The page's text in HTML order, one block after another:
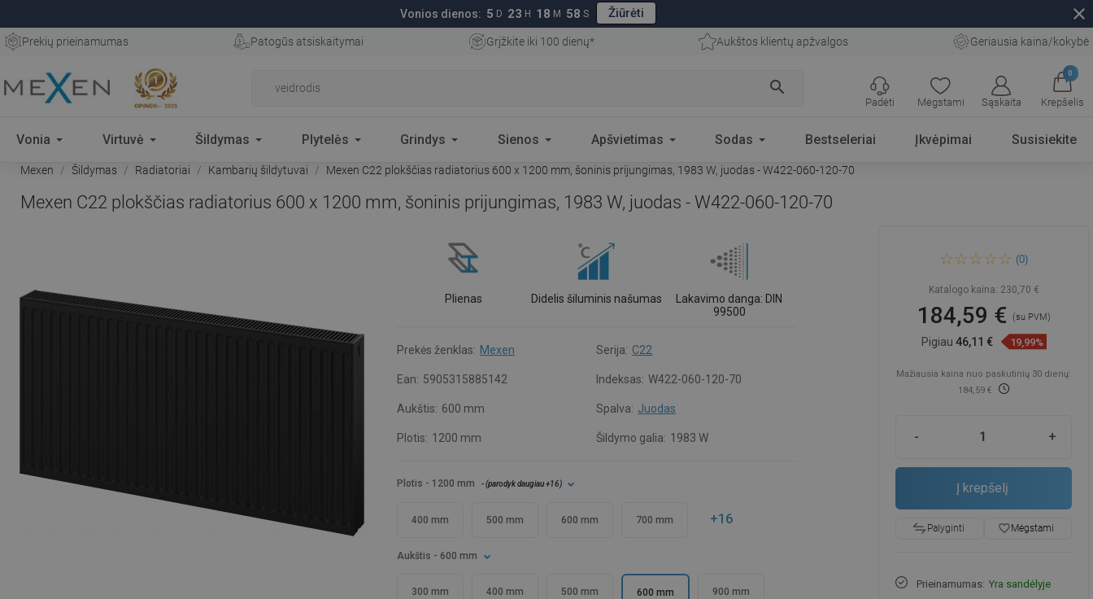
Vonios dienos: 5 D 23 H 18 M 57 S Žiūrėti close
Prekių prieinamumas Patogūs atsiskaitymai Grįžkite iki 100 dienų* Aukštos klientų apžvalgos Geriausia kaina/kokybė
search
Mėgstami Sąskaita
0
Krepšelis
Padėti
Vonia Virtuvė Šildymas Plytelės Grindys Sienos Apšvietimas Sodas Bestseleriai Įkvėpimai Susisiekite
Mexen Šildymas Radiatoriai Kambarių šildytuvai Mexen C22 plokščias radiatorius 600 x 1200 mm, šoninis prijungimas, 1983 W, juodas - W422-060-120-70
Mexen C22 plokščias radiatorius 600 x 1200 mm, šoninis prijungimas, 1983 W, juodas - W422-060-120-70
Plienas Didelis šiluminis našumas
Lakavimo danga: DIN
99500
Prekės ženklas: Mexen Serija: C22
Ean: 5905315885142 Indeksas: W422-060-120-70
Aukštis: 600 mm Spalva: Juodas
Plotis: 1200 mm Šildymo galia: 1983 W
Plotis - 1200 mm - (parodyk daugiau+16)
400 mm 500 mm 600 mm 700 mm +16
Aukštis - 600 mm
300 mm 400 mm 500 mm 600 mm 900 mm
radiatorius 600 x 1200 mm,
juodas - W422-060-120-70
(0)
Katalogo kaina: 230,70 €
184,59 € (su PVM)
Pigiau46,11 € 19,99%
Mažiausia kaina nuo paskutinių 30 dienų:
184,59 €
- +
Į krepšelį
Palyginti favorite_borderMėgstami
Prieinamumas: Yra sandėlyje